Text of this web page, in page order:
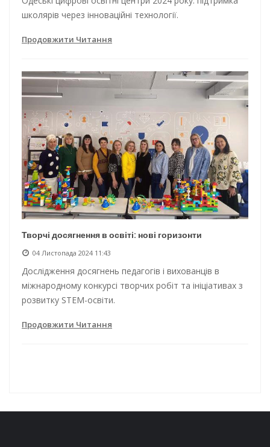
школярів через інноваційні технології.
Продовжити Читання
Творчі досягнення в освіті: нові горизонти
04 Листопада 2024 11:43
Дослідження досягнень педагогів і вихованців в
міжнародному конкурсі творчих робіт та ініціативах з
розвитку STEM-освіти.
Продовжити Читання